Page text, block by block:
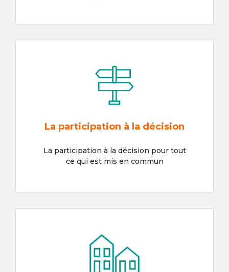
La participation à la décision
La participation à la décision pour tout
ce qui est mis en commun